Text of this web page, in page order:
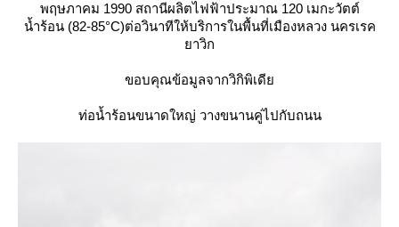
พฤษภาคม 1990 สถานีผลิตไฟฟ้าประมาณ 120 เมกะวัตต์
น้ำร้อน (82-85°C)ต่อวินาทีให้บริการในพื้นที่เมืองหลวง นครเรค
าวิก
ขอบคุณข้อมูลจากวิกิพิเดี
ท่อน้ำร้อนขนาดใหญ่ วางขนานคู่ไปกับถนน